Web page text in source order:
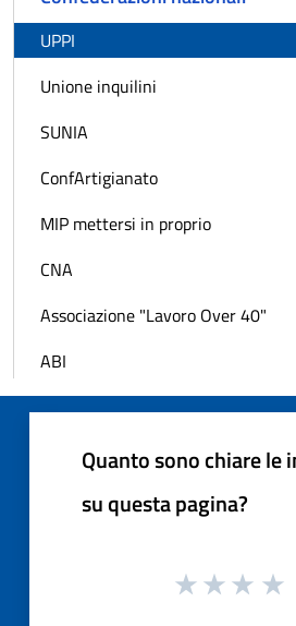
UPPI
Unione inquilini
SUNIA
ConfArtigianato
MIP mettersi in proprio
CNA
Associazione "Lavoro Over 40"
ABI
Quanto sono chiare le
su questa pagina?